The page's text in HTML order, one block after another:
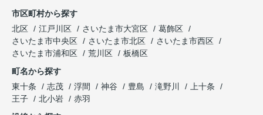
市区町村から探す
北区
江戸川区 さいたま市大宮区
葛飾区
さいたま市中央区
さいたま市北区
さいたま市西区
さいたま市浦和区
荒川区
板橋区
町名から探す
東十条
志茂 浮間 神谷 豊島 滝野川
上十条
王子
北小岩
赤羽